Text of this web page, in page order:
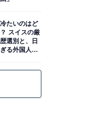
冷たいのはど
スイスの厳
選別と、日
る外国人政